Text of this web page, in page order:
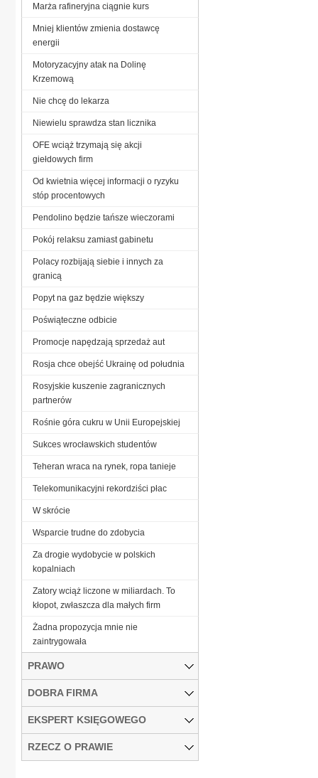
Marża rafineryjna ciągnie kurs
Mniej klientów zmienia dostawcę
energii
Motoryzacyjny atak na Dolinę
Krzemową
Nie chcę do lekarza
Niewielu sprawdza stan licznika
OFE wciąż trzymają się akcji
giełdowych firm
Od kwietnia więcej informacji o ryzyku
stóp procentowych
Pendolino będzie tańsze wieczorami
Pokój relaksu zamiast gabinetu
Polacy rozbijają siebie i innych za
granicą
Popyt na gaz będzie większy
Poświąteczne odbicie
Promocje napędzają sprzedaż aut
Rosja chce obejść Ukrainę od południa
Rosyjskie kuszenie zagranicznych
partnerów
Rośnie góra cukru w Unii Europejskiej
Sukces wrocławskich studentów
Teheran wraca na rynek, ropa tanieje
Telekomunikacyjni rekordziści płac
W skrócie
Wsparcie trudne do zdobycia
Za drogie wydobycie w polskich
kopalniach
Zatory wciąż liczone w miliardach. To
kłopot, zwłaszcza dla małych firm
Żadna propozycja mnie nie
zaintrygowała
PRAWO
DOBRA FIRMA
EKSPERT KSIĘGOWEGO
RZECZ O PRAWIE